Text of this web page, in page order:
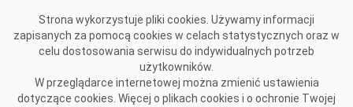
Strona wykorzystuje pliki cookies. Używamy informacji
zapisanych za pomocą cookies w celach statystycznych oraz w
celu dostosowania serwisu do indywidualnych potrzeb
użytkowników.
W przeglądarce internetowej można zmienić ustawienia
dotyczące cookies. Więcej o plikach cookies i o ochronie Twojej